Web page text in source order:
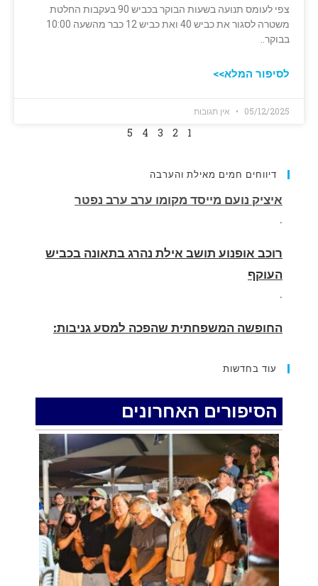
צפי לעומס תנועה בשעות הבוקר בכביש 90 בעקבות החלטת
משטרה לסגור את כביש 40 ואת כביש 12 כבר מהשעה 10:00
בבוקר..
לסיפור המלא>>
05/12/2025 אין תגובות
1
2
3
4
5
דיווחים חמים מאילת והערבה
רוכב אופנוע תושב אילת נהרג בתאונה בכביש
.
החופשה המשפחתית שהפכה למסע גניבות:
ילדיהם יצאו למסע גניבות באילת.
סיני
.
רכב התנגש במעקה בטיחות בכביש 90 בסמוך
לעין חצבה. פצועים
איציק נועם מייסד מקומו ערב ערב נפטר
עוד בחדשות
הסיפורים האחרונים